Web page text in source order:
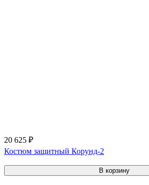
20 625 ₽
Костюм защитный Корунд-2
В корзину